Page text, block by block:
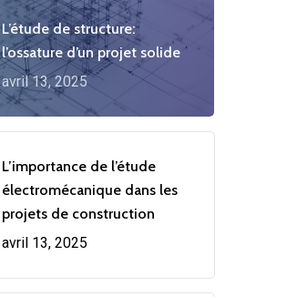
L’étude de structure:
l’ossature d’un projet solide
avril 13, 2025
L’importance de l’étude
électromécanique dans les
projets de construction
avril 13, 2025